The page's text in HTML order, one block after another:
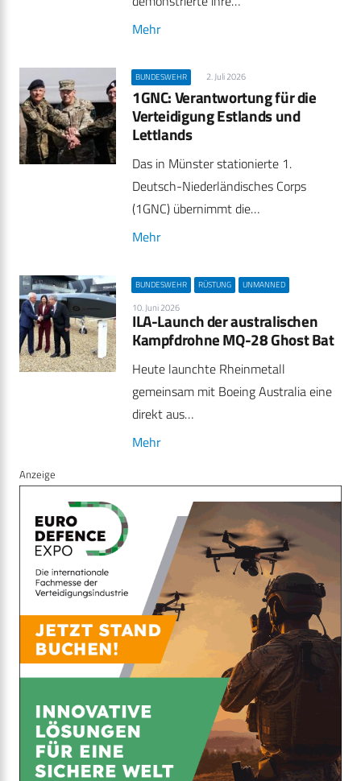
Mehr
BUNDESWEHR 2. Juli 2026
1GNC: Verantwortung für die
Verteidigung Estlands und
Lettlands
Das in Münster stationierte 1.
Deutsch-Niederländisches Corps
(1GNC) übernimmt die…
Mehr
BUNDESWEHR RÜSTUNG UNMANNED
10. Juni 2026
ILA-Launch der australischen
Kampfdrohne MQ-28 Ghost Bat
Heute launchte Rheinmetall
gemeinsam mit Boeing Australia eine
direkt aus…
Mehr
Anzeige